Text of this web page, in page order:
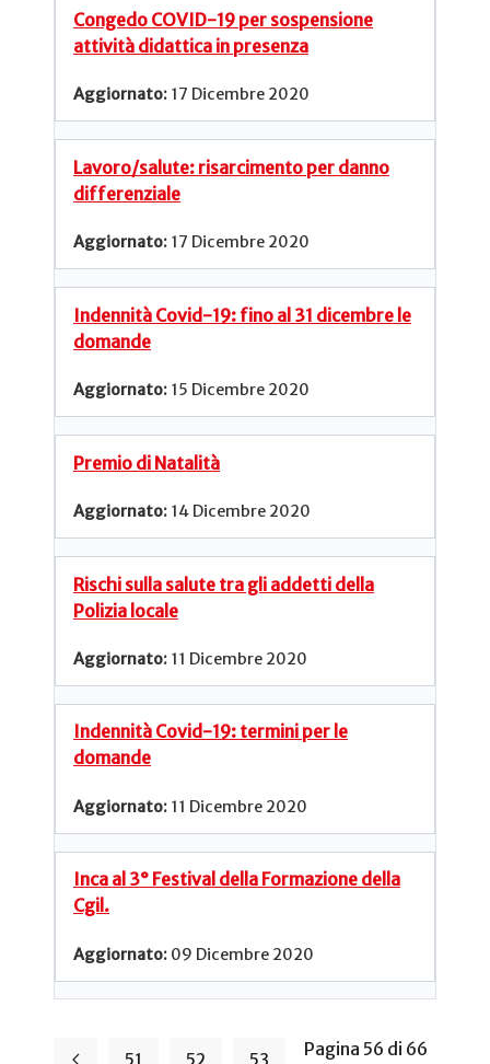
Congedo COVID-19 per sospensione
attività didattica in presenza
17 Dicembre 2020
Lavoro/salute: risarcimento per danno
differenziale
17 Dicembre 2020
Indennità Covid-19: fino al 31 dicembre le
domande
15 Dicembre 2020
Premio di Natalità
14 Dicembre 2020
Rischi sulla salute tra gli addetti della
Polizia locale
11 Dicembre 2020
Indennità Covid-19: termini per le
domande
11 Dicembre 2020
Inca al 3° Festival della Formazione della
Cgil.
09 Dicembre 2020
Pagina 56 di 66